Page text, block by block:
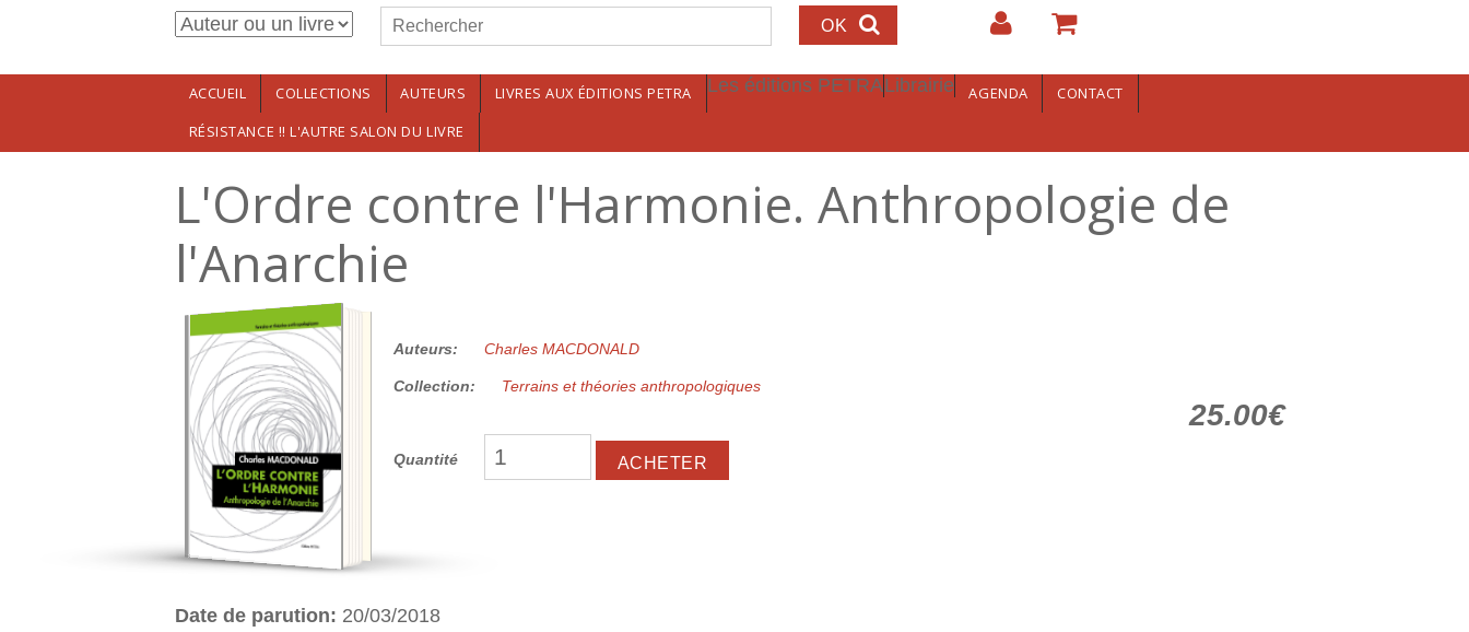
Aller au contenu principalFormulaire de recherche
Rechercher
ACCUEIL COLLECTIONS AUTEURS LIVRES AUX ÉDITIONS PETRA Les éditions PETRALibrairie AGENDA
CONTACT
RÉSISTANCE !! L'AUTRE SALON DU LIVRE
L'Ordre contre l'Harmonie. Anthropologie de
l'Anarchie
25.00€ Auteurs: Charles MACDONALD
Collection: Terrains et théories anthropologiques
25.00€
Quantité
Date de parution: 20/03/2018